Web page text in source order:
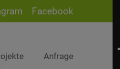
Facebook
Anfrage